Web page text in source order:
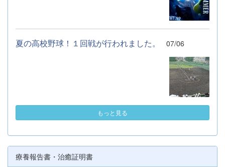
夏の高校野球！１回戦が行われました。 07/06
もっと見る
療養報告書・治癒証明書